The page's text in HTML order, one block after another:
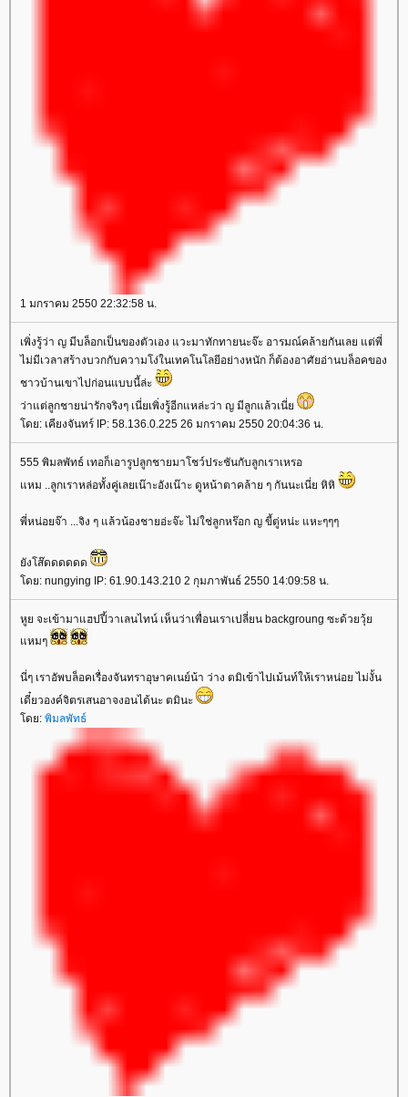
1 มกราคม 2550 22:32:58 น.
เพิ่งรู้ว่า ญ มีบล็อกเป็นของตัวเอง แวะมาทักทายนะจ๊ะ อารมณ์คล้ายกันเลย แต่พี่
ไม่มีเวลาสร้างบวกกับความโง่ในเทคโนโลยีอย่างหนัก ก็ต้องอาศัยอ่านบล็อคของ
ชาวบ้านเขาไปก่อนแบบนี้ล่ะ
ว่าแต่ลูกชายน่ารักจริงๆ เนี่ยเพิ่งรู้อีกแหล่ะว่า ญ มีลูกแล้วเนี่
ดย: เคียงจันทร์ IP: 58.136.0.225 26 มกราคม 2550 20:04:36 น.
555 พิมลพัทธ์ เทอก็เอารูปลูกชายมาโชว์ประชันกับลูกเราเหรอ
หม ..ลูกเราหล่อทั้งคู่เลยเน๊าะอังเน๊าะ ดูหน้าตาคล้าย ๆ กันนะเนี่ย หิหิ
พี่หน่อยจ๊า ...จิง ๆ แล้วน้องชายอ่ะจ๊ะ ไม่ใช่ลูกหร๊อก ญ ขี้ตู่หน่ะ แหะๆๆๆ
ังโส๊ดดดดดด
ดย: nungying IP: 61.90.143.210 2 กุมภาพันธ์ 2550 14:09:58 น.
หูย จะเข้ามาแฮปปี้วาเลนไทน์ เห็นว่าเพื่อนเราเปลี่ยน backgroung ซะด้วยวุ้
หมๆ
นี่ๆ เราอัพบล็อคเรื่องจันทราอุษาคเนย์น้า ว่าง ตมิเข้าไปเม้นท์ให้เราหน่อย ไม่งั้น
เดี๋ยวองค์จิตรเสนอาจงอนได้นะ ตมินะ
ดย: พิมลพัทธ์